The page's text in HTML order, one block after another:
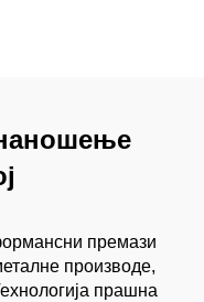
премази
производе,
прашна